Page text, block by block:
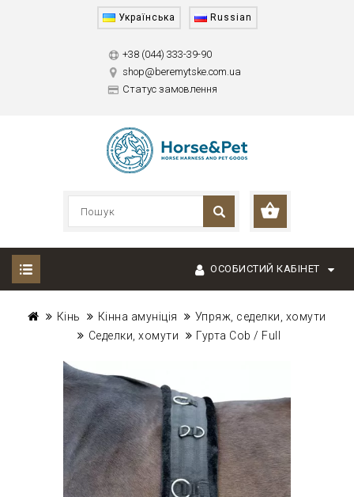
Українська Russian
+38 (044) 333-39-90
shop@beremytske.com.ua
Статус замовлення
ОСОБИСТИЙ КАБІНЕТ
Кінь Кінна амуніція
Упряж, седелки, хомути
Седелки, хомути
Гурта Cob / Full